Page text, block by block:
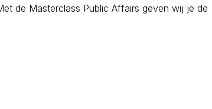
de Masterclass Public Affairs geven wij je de